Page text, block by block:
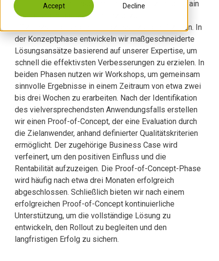
Accept Decline
arbeiten wir gemeinsam mit Ihnen daran, zentrale Pain
Points und messbares Potenzial zur
Effizienzsteigerung Ihrer Prozesse zu identifizieren. In
der Konzeptphase entwickeln wir maßgeschneiderte
Lösungsansätze basierend auf unserer Expertise, um
schnell die effektivsten Verbesserungen zu erzielen. In
beiden Phasen nutzen wir Workshops, um gemeinsam
sinnvolle Ergebnisse in einem Zeitraum von etwa zwei
bis drei Wochen zu erarbeiten. Nach der Identifikation
des vielversprechendsten Anwendungsfalls erstellen
wir einen Proof-of-Concept, der eine Evaluation durch
die Zielanwender, anhand definierter Qualitätskriterien
ermöglicht. Der zugehörige Business Case wird
verfeinert, um den positiven Einfluss und die
Rentabilität aufzuzeigen. Die Proof-of-Concept-Phase
wird häufig nach etwa drei Monaten erfolgreich
abgeschlossen. Schließlich bieten wir nach einem
erfolgreichen Proof-of-Concept kontinuierliche
Unterstützung, um die vollständige Lösung zu
entwickeln, den Rollout zu begleiten und den
langfristigen Erfolg zu sichern.